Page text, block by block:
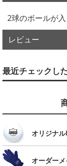
2球のボールが入
レビュー
最近チェックし
オリジナ
オーダー